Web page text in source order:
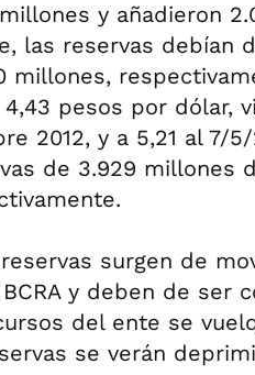
y añadieron
las reservas debían
millones,
pesos por dólar,
2012, y a 5,21 al 7/
de 3.929 millones
surgen de
y deben de ser
del ente se
se verán